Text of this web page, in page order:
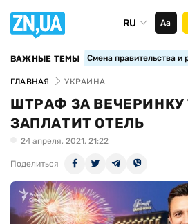
RU Аа
ВАЖНЫЕ ТЕМЫ Смена правительства и
ГЛАВНАЯ УКРАИНА
ШТРАФ ЗА
ЗАПЛАТИТ ОТЕЛЬ
24 апреля, 2021, 21:22
Поделиться